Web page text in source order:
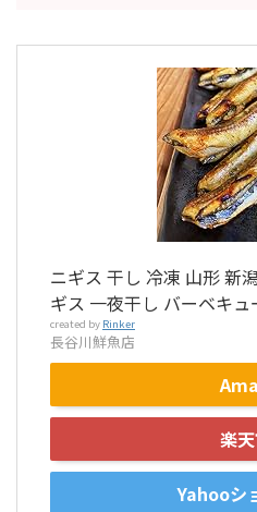
ニギス 干し 冷凍 山形 新
ギス 一夜干し バーベキ
created by Rinker
長谷川鮮魚店
楽
Yahooシ